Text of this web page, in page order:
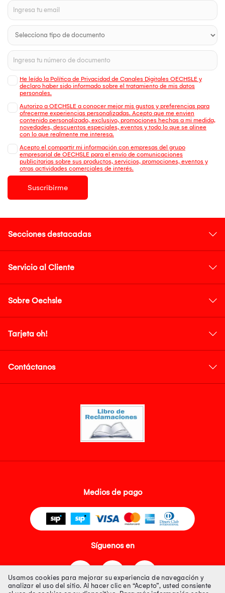
He leído la Política de Privacidad de Canales Digitales OECHSLE y
declaro haber sido informado sobre el tratamiento de mis datos
personales.
Autorizo a OECHSLE a conocer mejor mis gustos y preferencias para
ofrecerme experiencias personalizadas. Acepto que me envien
contenido personalizado, exclusivo, promociones hechas a mi medida,
novedades, descuentos especiales, eventos y todo lo que se alinee
con lo que realmente me interesa.
Acepto el compartir mi información con empresas del grupo
empresarial de OECHSLE para el envío de comunicaciones
publicitarias sobre sus productos, servicios, promociones, eventos y
otras actividades comerciales de interés.
Suscribirme
Secciones destacadas
Servicio al Cliente
Sobre Oechsle
Tarjeta oh!
Contáctanos
Medios de pago
Síguenos en
Usamos cookies para mejorar su experiencia de navegación y
analizar el uso del sitio. Al hacer clic en “Acepto”, usted consiente